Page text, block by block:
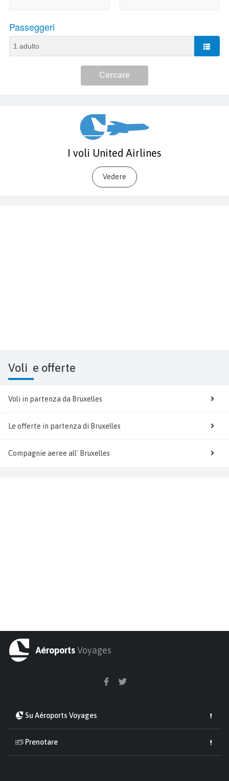
I voli United Airlines
Vedere
Voli e offerte
Voli in partenza da Bruxelles
Le offerte in partenza di Bruxelles
Compagnie aeree all' Bruxelles
AéroportsVoyages
Su Aéroports Voyages
Prenotare